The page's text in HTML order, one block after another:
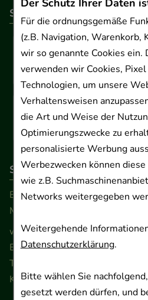
Der Schutz Ihrer Daten
Für die ordnungsgemäße
(z.B. Navigation, Warenkorb,
wir so genannte Cookies ein.
verwenden wir Cookies,
Technologien, um unsere
Verhaltensweisen
die Art und Weise der
Optimierungszwecke zu
personalisierte Werbung
Werbezwecken können
wie z.B.
Networks weitergegeben
Weitergehende
Datenschutzerklärung.
Bitte wählen Sie
gesetzt werden dürfen, und
So können Sie bezahlen
So erreichen Sie uns
Beratung und Kundenservice:
Montag - Freitag von 9.00 bis
www.ApoSalis.de· E-Mail:
Ernst-August-Platz 2 · 30159
Telefon 0511 89 71 80 0 · Fax
Kontaktformular